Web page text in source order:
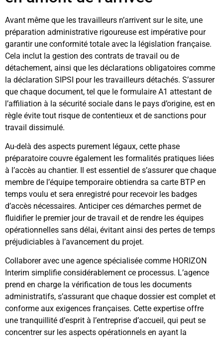
Avant même que les travailleurs n’arrivent sur le site, une
préparation administrative rigoureuse est impérative pour
garantir une conformité totale avec la législation française.
Cela inclut la gestion des contrats de travail ou de
détachement, ainsi que les déclarations obligatoires comme
la déclaration SIPSI pour les travailleurs détachés. S’assurer
que chaque document, tel que le formulaire A1 attestant de
l’affiliation à la sécurité sociale dans le pays d’origine, est en
règle évite tout risque de contentieux et de sanctions pour
travail dissimulé.
Au-delà des aspects purement légaux, cette phase
préparatoire couvre également les formalités pratiques liées
à l’accès au chantier. Il est essentiel de s’assurer que chaque
membre de l’équipe temporaire obtiendra sa carte BTP en
temps voulu et sera enregistré pour recevoir les badges
d’accès nécessaires. Anticiper ces démarches permet de
fluidifier le premier jour de travail et de rendre les équipes
opérationnelles sans délai, évitant ainsi des pertes de temps
préjudiciables à l’avancement du projet.
Collaborer avec une agence spécialisée comme HORIZON
Interim simplifie considérablement ce processus. L’agence
prend en charge la vérification de tous les documents
administratifs, s’assurant que chaque dossier est complet et
conforme aux exigences françaises. Cette expertise offre
une tranquillité d’esprit à l’entreprise d’accueil, qui peut se
concentrer sur les aspects opérationnels en ayant la